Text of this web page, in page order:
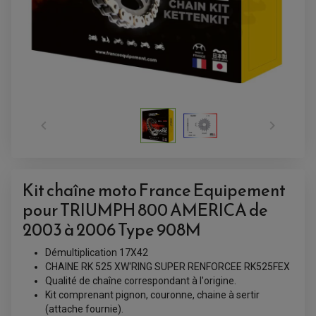
ACCESSOIRES QUAD
ACCESSOIRES ANODISES POUR QUAD
BOUCHON DE RÉSERVOIR QUAD
KIT DÉCO QUAD / SSV
KIT POIGNÉE DE GAZ QUAD
POIGNÉE QUAD
PROTÈGE-MAINS
PONTETS / REHAUSSES DE GUIDON
REPOSE PIED QUAD
 
Kit chaîne moto France Equipement
pour TRIUMPH 800 AMERICA de
2003 à 2006 Type 908M
Démultiplication 17X42
CHAINE RK 525 XW'RING SUPER RENFORCEE RK525FEX
Qualité de chaîne correspondant à l'origine.
Kit comprenant pignon, couronne, chaine à sertir
(attache fournie).